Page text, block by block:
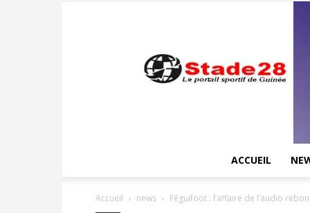
ACCUEIL
Accueil news Féguifoot : l’affaire de l’audio